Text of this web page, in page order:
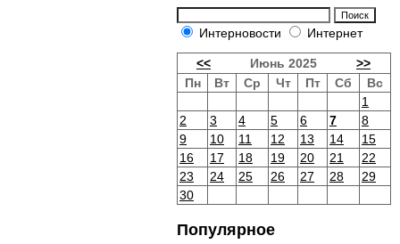
Интерновости Интернет
<< Июнь 2025
>>
Пн
Вт Ср Чт Пт Сб
Вс
1
2
3 4 5 6 7
8
9
10 11 12 13 14
15
16
17 18 19 20 21
22
23
24 25 26 27 28
29
30
Популярное